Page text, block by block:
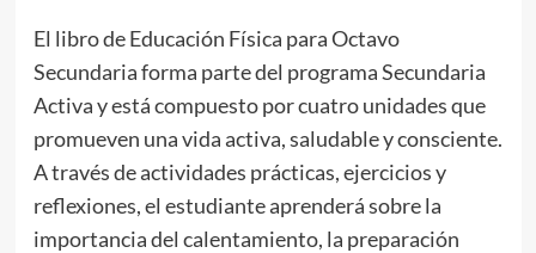
El libro de Educación Física para Octavo
Secundaria forma parte del programa Secundaria
Activa y está compuesto por cuatro unidades que
promueven una vida activa, saludable y consciente.
A través de actividades prácticas, ejercicios y
reflexiones, el estudiante aprenderá sobre la
importancia del calentamiento, la preparación